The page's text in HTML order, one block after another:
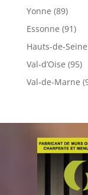
Yonne (89)
Essonne (91)
Hauts-de-
Val-d’Oise (95)
Val-de-Marne